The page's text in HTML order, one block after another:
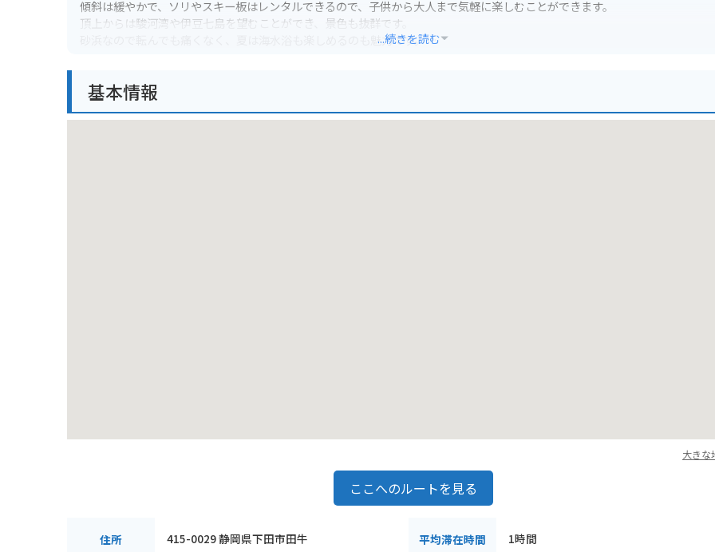
傾斜は緩やかで、ソリやスキー板はレンタルできるので、子供から大人まで気軽に楽しむことができます。
頂上からは駿河湾や伊豆七島を望むことができ、景色も抜群です。
砂浜なので転んでも痛くなく、夏は海水浴も楽しめるのも魅力です。
ただし、砂浜はバイクの乗り入れが禁止されているので注意が必要です。
...続きを読む
基本情報
大きな
ここへのルートを見る
住所 415-0029 静岡県下田市田牛 平均滞在時間 1時間